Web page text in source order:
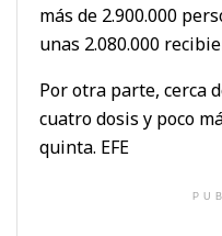
más de 2.900.000
unas 2.080.000
Por otra parte, cerca
cuatro dosis y poco
quinta. EFE